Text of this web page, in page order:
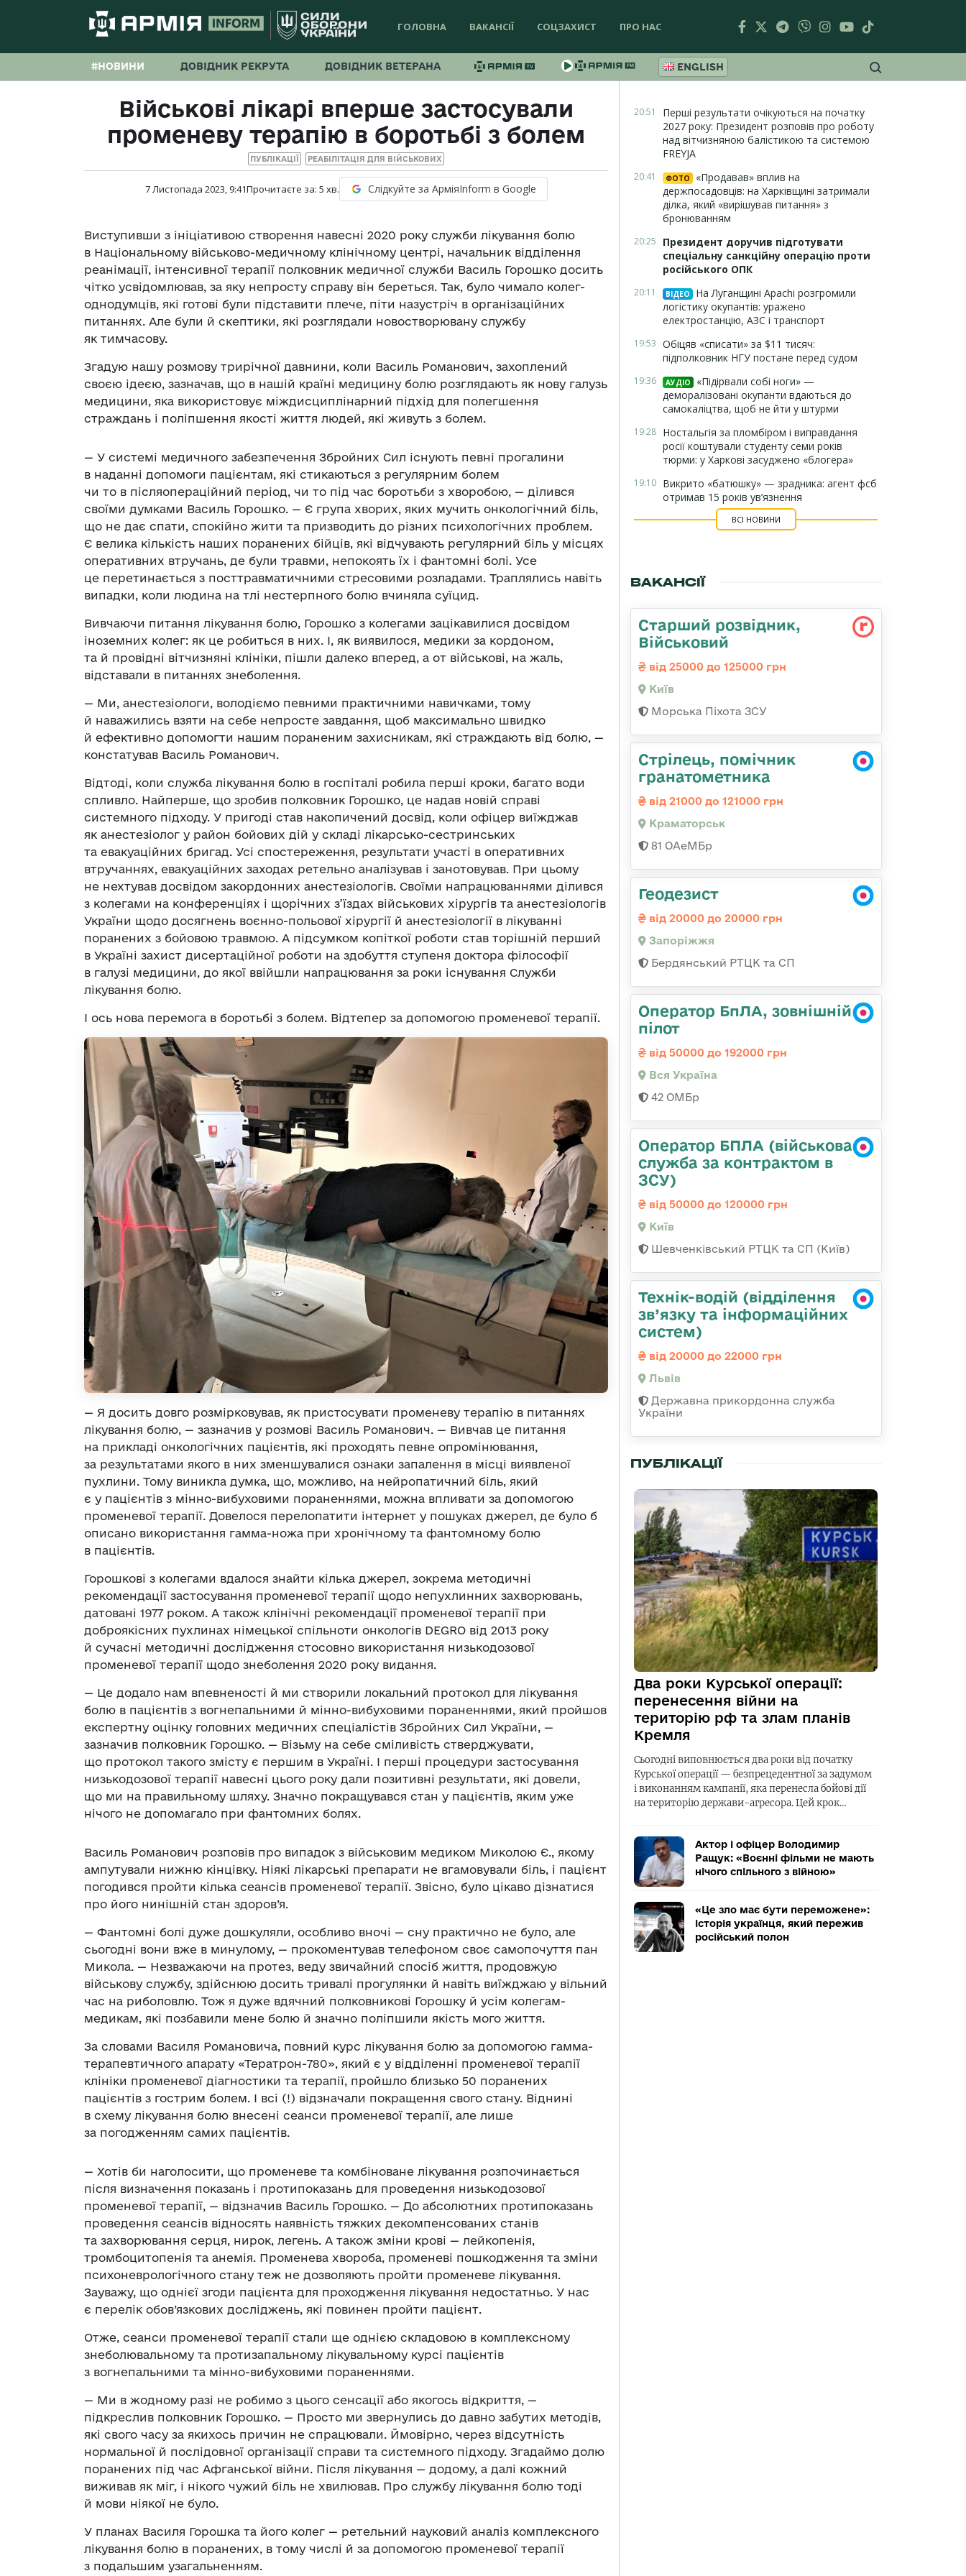
ГОЛОВНА ВАКАНСІЇ СОЦЗАХИСТ ПРО НАС
#НОВИНИ ДОВІДНИК РЕКРУТА ДОВІДНИК ВЕТЕРАНА ENGLISH
Військові лікарі вперше застосували
променеву терапію в боротьбі з болем
ПУБЛІКАЦІЇ РЕАБІЛІТАЦІЯ ДЛЯ ВІЙСЬКОВИХ
7 Листопада 2023, 9:41Прочитаєте за: 5 хв. Слідкуйте за АрміяInform в Google
Виступивши з ініціативою створення навесні 2020 року служби лікування болю
в Національному військово-медичному клінічному центрі, начальник відділення
реанімації, інтенсивної терапії полковник медичної служби Василь Горошко досить
чітко усвідомлював, за яку непросту справу він береться. Так, було чимало колег-
однодумців, які готові були підставити плече, піти назустріч в організаційних
питаннях. Але були й скептики, які розглядали новостворювану службу
як тимчасову.
Згадую нашу розмову трирічної давнини, коли Василь Романович, захоплений
своєю ідеєю, зазначав, що в нашій країні медицину болю розглядають як нову галузь
медицини, яка використовує міждисциплінарний підхід для полегшення
страждань і поліпшення якості життя людей, які живуть з болем.
— У системі медичного забезпечення Збройних Сил існують певні прогалини
в наданні допомоги пацієнтам, які стикаються з регулярним болем
чи то в післяопераційний період, чи то під час боротьби з хворобою, — ділився
своїми думками Василь Горошко. — Є група хворих, яких мучить онкологічний біль,
що не дає спати, спокійно жити та призводить до різних психологічних проблем.
Є велика кількість наших поранених бійців, які відчувають регулярний біль у місцях
оперативних втручань, де були травми, непокоять їх і фантомні болі. Усе
це перетинається з посттравматичними стресовими розладами. Траплялись навіть
випадки, коли людина на тлі нестерпного болю вчиняла суїцид.
Вивчаючи питання лікування болю, Горошко з колегами зацікавилися досвідом
іноземних колег: як це робиться в них. І, як виявилося, медики за кордоном,
та й провідні вітчизняні клініки, пішли далеко вперед, а от військові, на жаль,
відставали в питаннях знеболення.
— Ми, анестезіологи, володіємо певними практичними навичками, тому
й наважились взяти на себе непросте завдання, щоб максимально швидко
й ефективно допомогти нашим пораненим захисникам, які страждають від болю, —
констатував Василь Романович.
Відтоді, коли служба лікування болю в госпіталі робила перші кроки, багато води
спливло. Найперше, що зробив полковник Горошко, це надав новій справі
системного підходу. У пригоді став накопичений досвід, коли офіцер виїжджав
як анестезіолог у район бойових дій у складі лікарсько-сестринських
та евакуаційних бригад. Усі спостереження, результати участі в оперативних
втручаннях, евакуаційних заходах ретельно аналізував і занотовував. При цьому
не нехтував досвідом закордонних анестезіологів. Своїми напрацюваннями ділився
з колегами на конференціях і щорічних з’їздах військових хірургів та анестезіологів
України щодо досягнень воєнно-польової хірургії й анестезіології в лікуванні
поранених з бойовою травмою. А підсумком копіткої роботи став торішній перший
в Україні захист дисертаційної роботи на здобуття ступеня доктора філософії
в галузі медицини, до якої ввійшли напрацювання за роки існування Служби
лікування болю.
І ось нова перемога в боротьбі з болем. Відтепер за допомогою променевої терапії.
— Я досить довго розмірковував, як пристосувати променеву терапію в питаннях
лікування болю, — зазначив у розмові Василь Романович. — Вивчав це питання
на прикладі онкологічних пацієнтів, які проходять певне опромінювання,
за результатами якого в них зменшувалися ознаки запалення в місці виявленої
пухлини. Тому виникла думка, що, можливо, на нейропатичний біль, який
є у пацієнтів з мінно-вибуховими пораненнями, можна впливати за допомогою
променевої терапії. Довелося перелопатити інтернет у пошуках джерел, де було б
описано використання гамма-ножа при хронічному та фантомному болю
в пацієнтів.
Горошкові з колегами вдалося знайти кілька джерел, зокрема методичні
рекомендації застосування променевої терапії щодо непухлинних захворювань,
датовані 1977 роком. А також клінічні рекомендації променевої терапії при
доброякісних пухлинах німецької спільноти онкологів DEGRO від 2013 року
й сучасні методичні дослідження стосовно використання низькодозової
променевої терапії щодо знеболення 2020 року видання.
— Це додало нам впевненості й ми створили локальний протокол для лікування
болю в пацієнтів з вогнепальними й мінно-вибуховими пораненнями, який пройшов
експертну оцінку головних медичних спеціалістів Збройних Сил України, —
зазначив полковник Горошко. — Візьму на себе сміливість стверджувати,
що протокол такого змісту є першим в Україні. І перші процедури застосування
низькодозової терапії навесні цього року дали позитивні результати, які довели,
що ми на правильному шляху. Значно покращувався стан у пацієнтів, яким уже
нічого не допомагало при фантомних болях.
Василь Романович розповів про випадок з військовим медиком Миколою Є., якому
ампутували нижню кінцівку. Ніякі лікарські препарати не вгамовували біль, і пацієнт
погодився пройти кілька сеансів променевої терапії. Звісно, було цікаво дізнатися
про його нинішній стан здоров’я.
— Фантомні болі дуже дошкуляли, особливо вночі — сну практично не було, але
сьогодні вони вже в минулому, — прокоментував телефоном своє самопочуття пан
Микола. — Незважаючи на протез, веду звичайний спосіб життя, продовжую
військову службу, здійснюю досить тривалі прогулянки й навіть виїжджаю у вільний
час на риболовлю. Тож я дуже вдячний полковникові Горошку й усім колегам-
медикам, які позбавили мене болю й значно поліпшили якість мого життя.
За словами Василя Романовича, повний курс лікування болю за допомогою гамма-
терапевтичного апарату «Тератрон-780», який є у відділенні променевої терапії
клініки променевої діагностики та терапії, пройшло близько 50 поранених
пацієнтів з гострим болем. І всі (!) відзначали покращення свого стану. Віднині
в схему лікування болю внесені сеанси променевої терапії, але лише
за погодженням самих пацієнтів.
— Хотів би наголосити, що променеве та комбіноване лікування розпочинається
після визначення показань і протипоказань для проведення низькодозової
променевої терапії, — відзначив Василь Горошко. — До абсолютних протипоказань
проведення сеансів відносять наявність тяжких декомпенсованих станів
та захворювання серця, нирок, легень. А також зміни крові — лейкопенія,
тромбоцитопенія та анемія. Променева хвороба, променеві пошкодження та зміни
психоневрологічного стану теж не дозволяють пройти променеве лікування.
Зауважу, що однієї згоди пацієнта для проходження лікування недостатньо. У нас
є перелік обов’язкових досліджень, які повинен пройти пацієнт.
Отже, сеанси променевої терапії стали ще однією складовою в комплексному
знеболювальному та протизапальному лікувальному курсі пацієнтів
з вогнепальними та мінно-вибуховими пораненнями.
— Ми в жодному разі не робимо з цього сенсації або якогось відкриття, —
підкреслив полковник Горошко. — Просто ми звернулись до давно забутих методів,
які свого часу за якихось причин не спрацювали. Ймовірно, через відсутність
нормальної й послідовної організації справи та системного підходу. Згадаймо долю
поранених під час Афганської війни. Після лікування — додому, а далі кожний
виживав як міг, і нікого чужий біль не хвилював. Про службу лікування болю тоді
й мови ніякої не було.
У планах Василя Горошка та його колег — ретельний науковий аналіз комплексного
лікування болю в поранених, в тому числі й за допомогою променевої терапії
з подальшим узагальненням.
20:51
Перші результати очікуються на початку
2027 року: Президент розповів про роботу
над вітчизняною балістикою та системою
FREYJA
20:41 ФОТО
«Продавав» вплив на
держпосадовців: на Харківщині затримали
ділка, який «вирішував питання» з
бронюванням
20:25
Президент доручив підготувати
спеціальну санкційну операцію проти
російського ОПК
20:11 ВІДЕО
На Луганщині Apachi розгромили
логістику окупантів: уражено
електростанцію, АЗС і транспорт
19:53 Обіцяв «списати» за $11 тисяч:
підполковник НГУ постане перед судом
19:36 АУДІО
«Підірвали собі ноги» —
деморалізовані окупанти вдаються до
самокаліцтва, щоб не йти у штурми
19:28 Ностальгія за пломбіром і виправдання
росії коштували студенту семи років
тюрми: у Харкові засуджено «блогера»
19:10 Викрито «батюшку» — зрадника: агент фсб
отримав 15 років ув’язнення
ВСІ НОВИНИ
ВАКАНСІЇ
Старший розвідник,
Військовий
від 25000 до 125000 грн
Київ
Морська Піхота ЗСУ
Стрілець, помічник
гранатометника
від 21000 до 121000 грн
Краматорськ
81 ОАеМБр
Геодезист
від 20000 до 20000 грн
Запоріжжя
Бердянський РТЦК та СП
Оператор БпЛА, зовнішній
пілот
від 50000 до 192000 грн
Вся Україна
42 ОМБр
Оператор БПЛА (військова
служба за контрактом в
ЗСУ)
від 50000 до 120000 грн
Київ
Шевченківський РТЦК та СП (Київ)
Технік-водій (відділення
зв’язку та інформаційних
систем)
від 20000 до 22000 грн
Львів
Державна прикордонна служба
України
ПУБЛІКАЦІЇ
Два роки Курської операції:
перенесення війни на
територію рф та злам планів
Кремля
Сьогодні виповнюється два роки від початку
Курської операції — безпрецедентної за задумом
і виконанням кампанії, яка перенесла бойові дії
на територію держави-агресора. Цей крок…
Актор і офіцер Володимир
Ращук: «Воєнні фільми не мають
нічого спільного з війною»
«Це зло має бути переможене»:
історія українця, який пережив
російський полон